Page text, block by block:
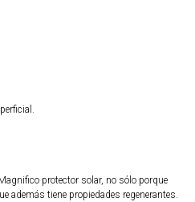
protector solar, no sólo porque
además tiene propiedades regenerantes.